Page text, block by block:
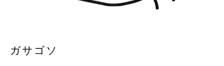
ガサゴソ